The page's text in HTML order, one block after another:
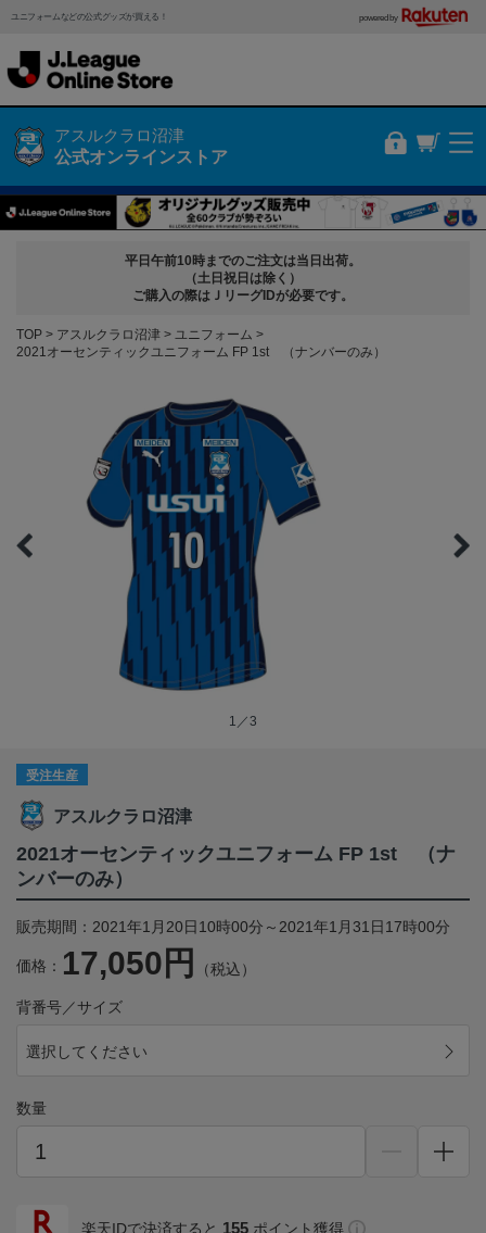
ユニフォームなどの公式グッズが買える！ powered by
アスルクラロ沼津
公式オンラインストア
平日午前10時までのご注文は当日出荷。
（土日祝日は除く）
ご購入の際はＪリーグIDが必要です。
TOP アスルクラロ沼津
ユニフォーム
2021オーセンティックユニフォーム FP 1st （ナンバーのみ）
1／3
受注生産
アスルクラロ沼津
2021オーセンティックユニフォーム FP 1st （ナ
ンバーのみ）
販売期間：2021年1月20日10時00分～2021年1月31日17時00分
価格： 17,050円 （税込）
背番号／サイズ
選択してください
数量
楽天IDで決済すると 155 ポイント獲得